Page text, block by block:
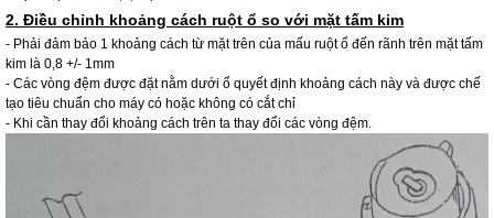
2. Điều chỉnh khoảng cách ruột ổ so với mặt tấm kim
- Phải đảm bảo 1 khoảng cách từ mặt trên của mấu ruột ổ đến rãnh trên mặt tấm
kim là 0,8 +/- 1mm
- Các vòng đệm được đặt nằm dưới ổ quyết định khoảng cách này và được chế
tạo tiêu chuẩn cho máy có hoặc không có cắt chỉ
- Khi cần thay đổi khoảng cách trên ta thay đổi các vòng đệm.